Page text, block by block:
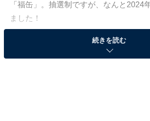
「福缶」。抽選制ですが、なんと2024
ました！
ファン必見の無印良品「福缶2025」に
で勤務歴のある筆者が紹介します。
続きを読む